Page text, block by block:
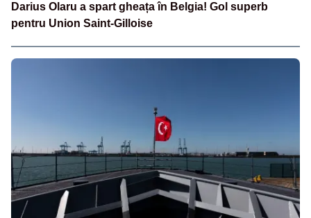
Darius Olaru a spart gheața în Belgia! Gol superb
pentru Union Saint-Gilloise